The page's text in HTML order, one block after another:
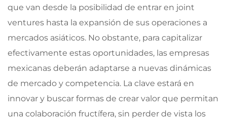
que van desde la posibilidad de entrar en joint
ventures hasta la expansión de sus operaciones a
mercados asiáticos. No obstante, para capitalizar
efectivamente estas oportunidades, las empresas
mexicanas deberán adaptarse a nuevas dinámicas
de mercado y competencia. La clave estará en
innovar y buscar formas de crear valor que permitan
una colaboración fructífera, sin perder de vista los